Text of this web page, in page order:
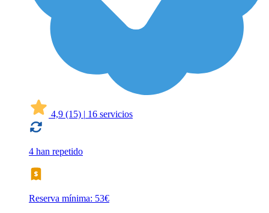
4,9 (15) | 16 servicios
4 han repetido
Reserva mínima: 53€